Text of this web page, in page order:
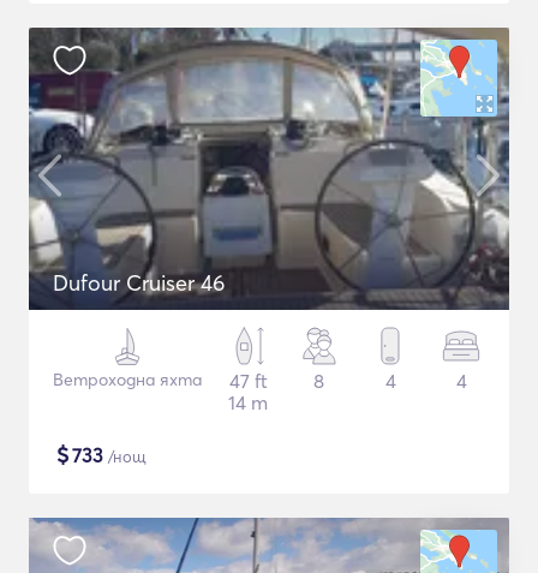
Dufour Cruiser 46
Ветроходна яхта
47 ft
14 m
8 4 4
$733 /нощ